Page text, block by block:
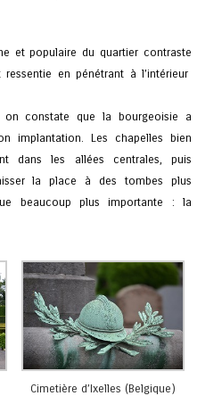
et populaire du quartier contraste
ressentie en pénétrant à l’intérieur
on constate que la bourgeoisie a
implantation. Les chapelles bien
dans les allées centrales, puis
la place à des tombes plus
beaucoup plus importante : la
Cimetière d’Ixelles (Belgique)